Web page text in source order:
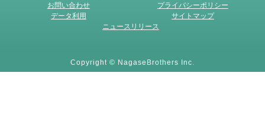
お問い合わせ
プライバシーポリシー
データ利用
サイトマップ
ニュースリリース
Copyright © NagaseBrothers Inc.